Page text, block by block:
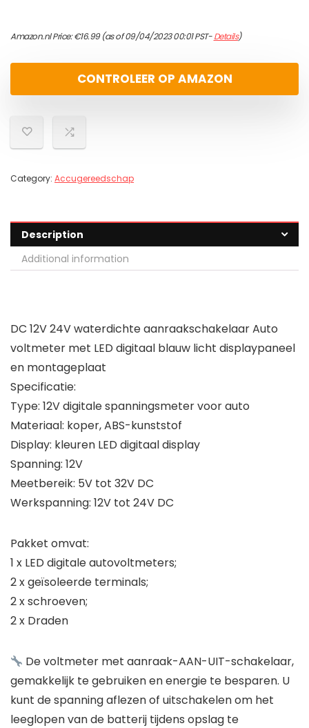
Amazon.nl Price:€16.99(as of 09/04/2023 00:01 PST-Details)
CONTROLEER OP AMAZON
Category: Accugereedschap
Description
Additional information
DC 12V 24V waterdichte aanraakschakelaar Auto
voltmeter met LED digitaal blauw licht displaypaneel
en montageplaat
Specificatie:
Type: 12V digitale spanningsmeter voor auto
Materiaal: koper, ABS-kunststof
Display: kleuren LED digitaal display
Spanning: 12V
Meetbereik: 5V tot 32V DC
Werkspanning: 12V tot 24V DC
Pakket omvat:
1 x LED digitale autovoltmeters;
2 x geïsoleerde terminals;
2 x schroeven;
2 x Draden
De voltmeter met aanraak-AAN-UIT-schakelaar,
gemakkelijk te gebruiken en energie te besparen. U
kunt de spanning aflezen of uitschakelen om het
leeglopen van de batterij tijdens opslag te